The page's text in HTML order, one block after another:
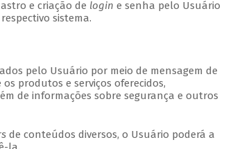
e criação de login e senha pelo Usuário
sistema.
pelo Usuário por meio de mensagem de
produtos e serviços oferecidos,
de informações sobre segurança e outros
de conteúdos diversos, o Usuário poderá a